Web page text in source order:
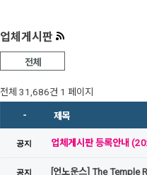
업체게시판
전체
전체 31,686건 1 페이지
- 제목
공지 업체게시판 등록안내
공지 [언노운스] The Temple